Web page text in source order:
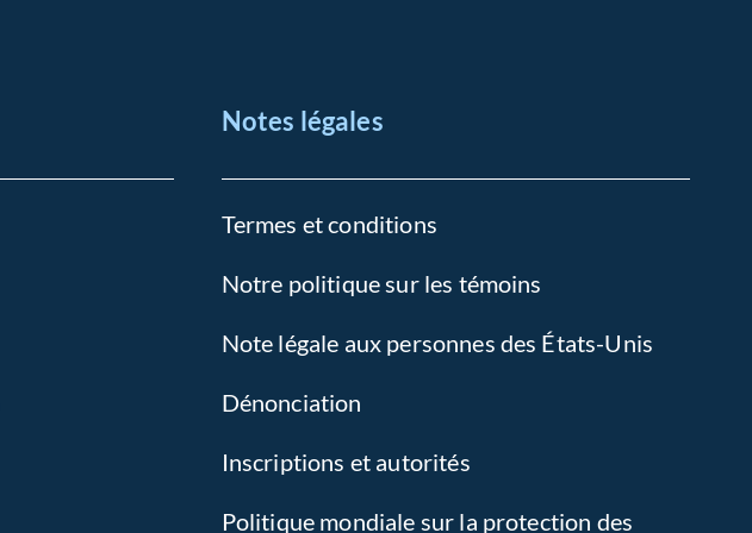
Notes légales
Termes et conditions
Notre politique sur les témoins
Note légale aux personnes des États-Unis
Dénonciation
Inscriptions et autorités
Politique mondiale sur la protection des